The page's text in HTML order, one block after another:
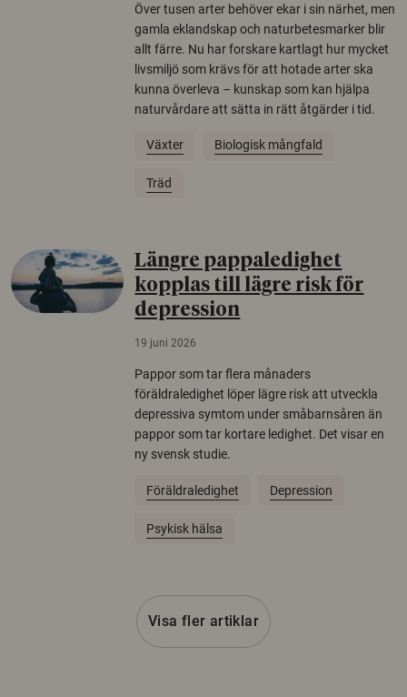
Över tusen arter behöver ekar i sin närhet, men
gamla eklandskap och naturbetesmarker blir
allt färre. Nu har forskare kartlagt hur mycket
livsmiljö som krävs för att hotade arter ska
kunna överleva – kunskap som kan hjälpa
naturvårdare att sätta in rätt åtgärder i tid.
Växter Biologisk mångfald
Träd
Längre pappaledighet
kopplas till lägre risk för
depression
19 juni 2026
Pappor som tar flera månaders
föräldraledighet löper lägre risk att utveckla
depressiva symtom under småbarnsåren än
pappor som tar kortare ledighet. Det visar en
ny svensk studie.
Föräldraledighet Depression
Psykisk hälsa
Visa fler artiklar